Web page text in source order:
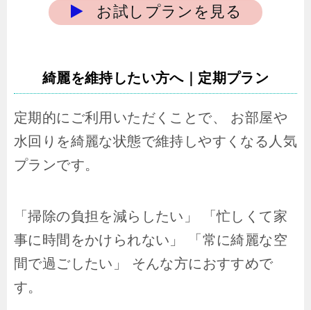
お試しプランを見る
綺麗を維持したい方へ｜定期プラン
定期的にご利用いただくことで、 お部屋や
水回りを綺麗な状態で維持しやすくなる人気
プランです。
「掃除の負担を減らしたい」 「忙しくて家
事に時間をかけられない」 「常に綺麗な空
間で過ごしたい」 そんな方におすすめで
す。